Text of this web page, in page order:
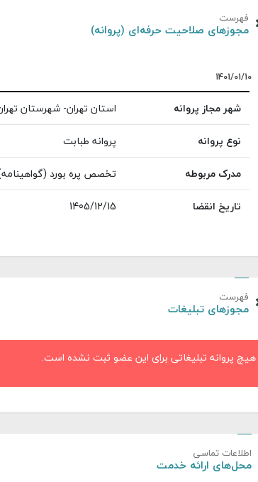
فهرست
مجوزهای صلاحیت حرفه‌ای (پروانه)
شهر مجاز پروانه
استان تهران- شهرستان
نوع پروانه
پروانه طبابت
مدرک مربوطه
تخصص پره بورد
تاریخ انقضا
1405/12/15
فهرست
مجوزهای تبلیغات
هیچ پروانه تبلیغاتی برای این عضو ثبت نشده است.
اطلاعات تماسی
محل‌های ارائه خدمت